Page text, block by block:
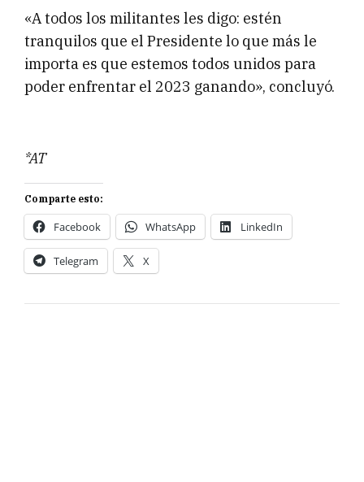
«A todos los militantes les digo: estén
tranquilos que el Presidente lo que más le
importa es que estemos todos unidos para
poder enfrentar el 2023 ganando», concluyó.
*AT
Comparte esto:
Facebook WhatsApp LinkedIn
Telegram X